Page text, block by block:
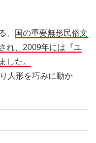
、
国の重要無形民俗文
れ、2009年には『ユ
した。
人形を巧みに動か